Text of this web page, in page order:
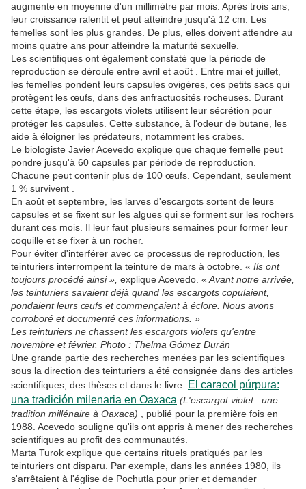
augmente en moyenne d'un millimètre par mois. Après trois ans,
leur croissance ralentit et peut atteindre jusqu'à 12 cm. Les
femelles sont les plus grandes. De plus, elles doivent attendre au
moins quatre ans pour atteindre la maturité sexuelle.
Les scientifiques ont également constaté que la période de
reproduction se déroule entre avril et août . Entre mai et juillet,
les femelles pondent leurs capsules ovigères, ces petits sacs qui
protègent les œufs, dans des anfractuosités rocheuses. Durant
cette étape, les escargots violets utilisent leur sécrétion pour
protéger les capsules. Cette substance, à l'odeur de butane, les
aide à éloigner les prédateurs, notamment les crabes.
Le biologiste Javier Acevedo explique que chaque femelle peut
pondre jusqu'à 60 capsules par période de reproduction.
Chacune peut contenir plus de 100 œufs. Cependant, seulement
1 % survivent .
En août et septembre, les larves d'escargots sortent de leurs
capsules et se fixent sur les algues qui se forment sur les rochers
durant ces mois. Il leur faut plusieurs semaines pour former leur
coquille et se fixer à un rocher.
Pour éviter d'interférer avec ce processus de reproduction, les
teinturiers interrompent la teinture de mars à octobre. « Ils ont
toujours procédé ainsi », explique Acevedo. « Avant notre arrivée,
les teinturiers savaient déjà quand les escargots copulaient,
pondaient leurs œufs et commençaient à éclore. Nous avons
corroboré et documenté ces informations. »
Les teinturiers ne chassent les escargots violets qu'entre
novembre et février. Photo : Thelma Gómez Durán
Une grande partie des recherches menées par les scientifiques
sous la direction des teinturiers a été consignée dans des articles
scientifiques, des thèses et dans le livre
El caracol púrpura:
una tradición milenaria en Oaxaca (L'escargot violet : une
tradition millénaire à Oaxaca) , publié pour la première fois en
1988. Acevedo souligne qu'ils ont appris à mener des recherches
scientifiques au profit des communautés.
Marta Turok explique que certains rituels pratiqués par les
teinturiers ont disparu. Par exemple, dans les années 1980, ils
s'arrêtaient à l'église de Pochutla pour prier et demander